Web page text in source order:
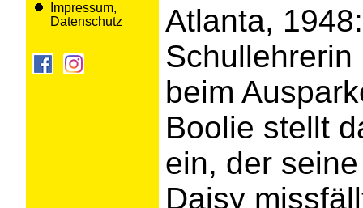
Impressum,
Datenschutz
Atlanta,
beim
Boolie stellt
ein, der
Daisy